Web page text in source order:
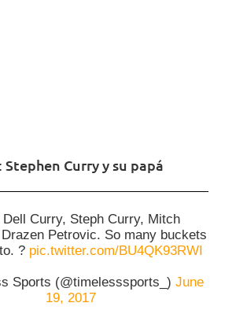
Stephen Curry y su papá
Dell Curry, Steph Curry, Mitch
Petrovic. So many buckets
? pic.twitter.com/BU4QK93RWI
Sports (@timelesssports_) June
19, 2017